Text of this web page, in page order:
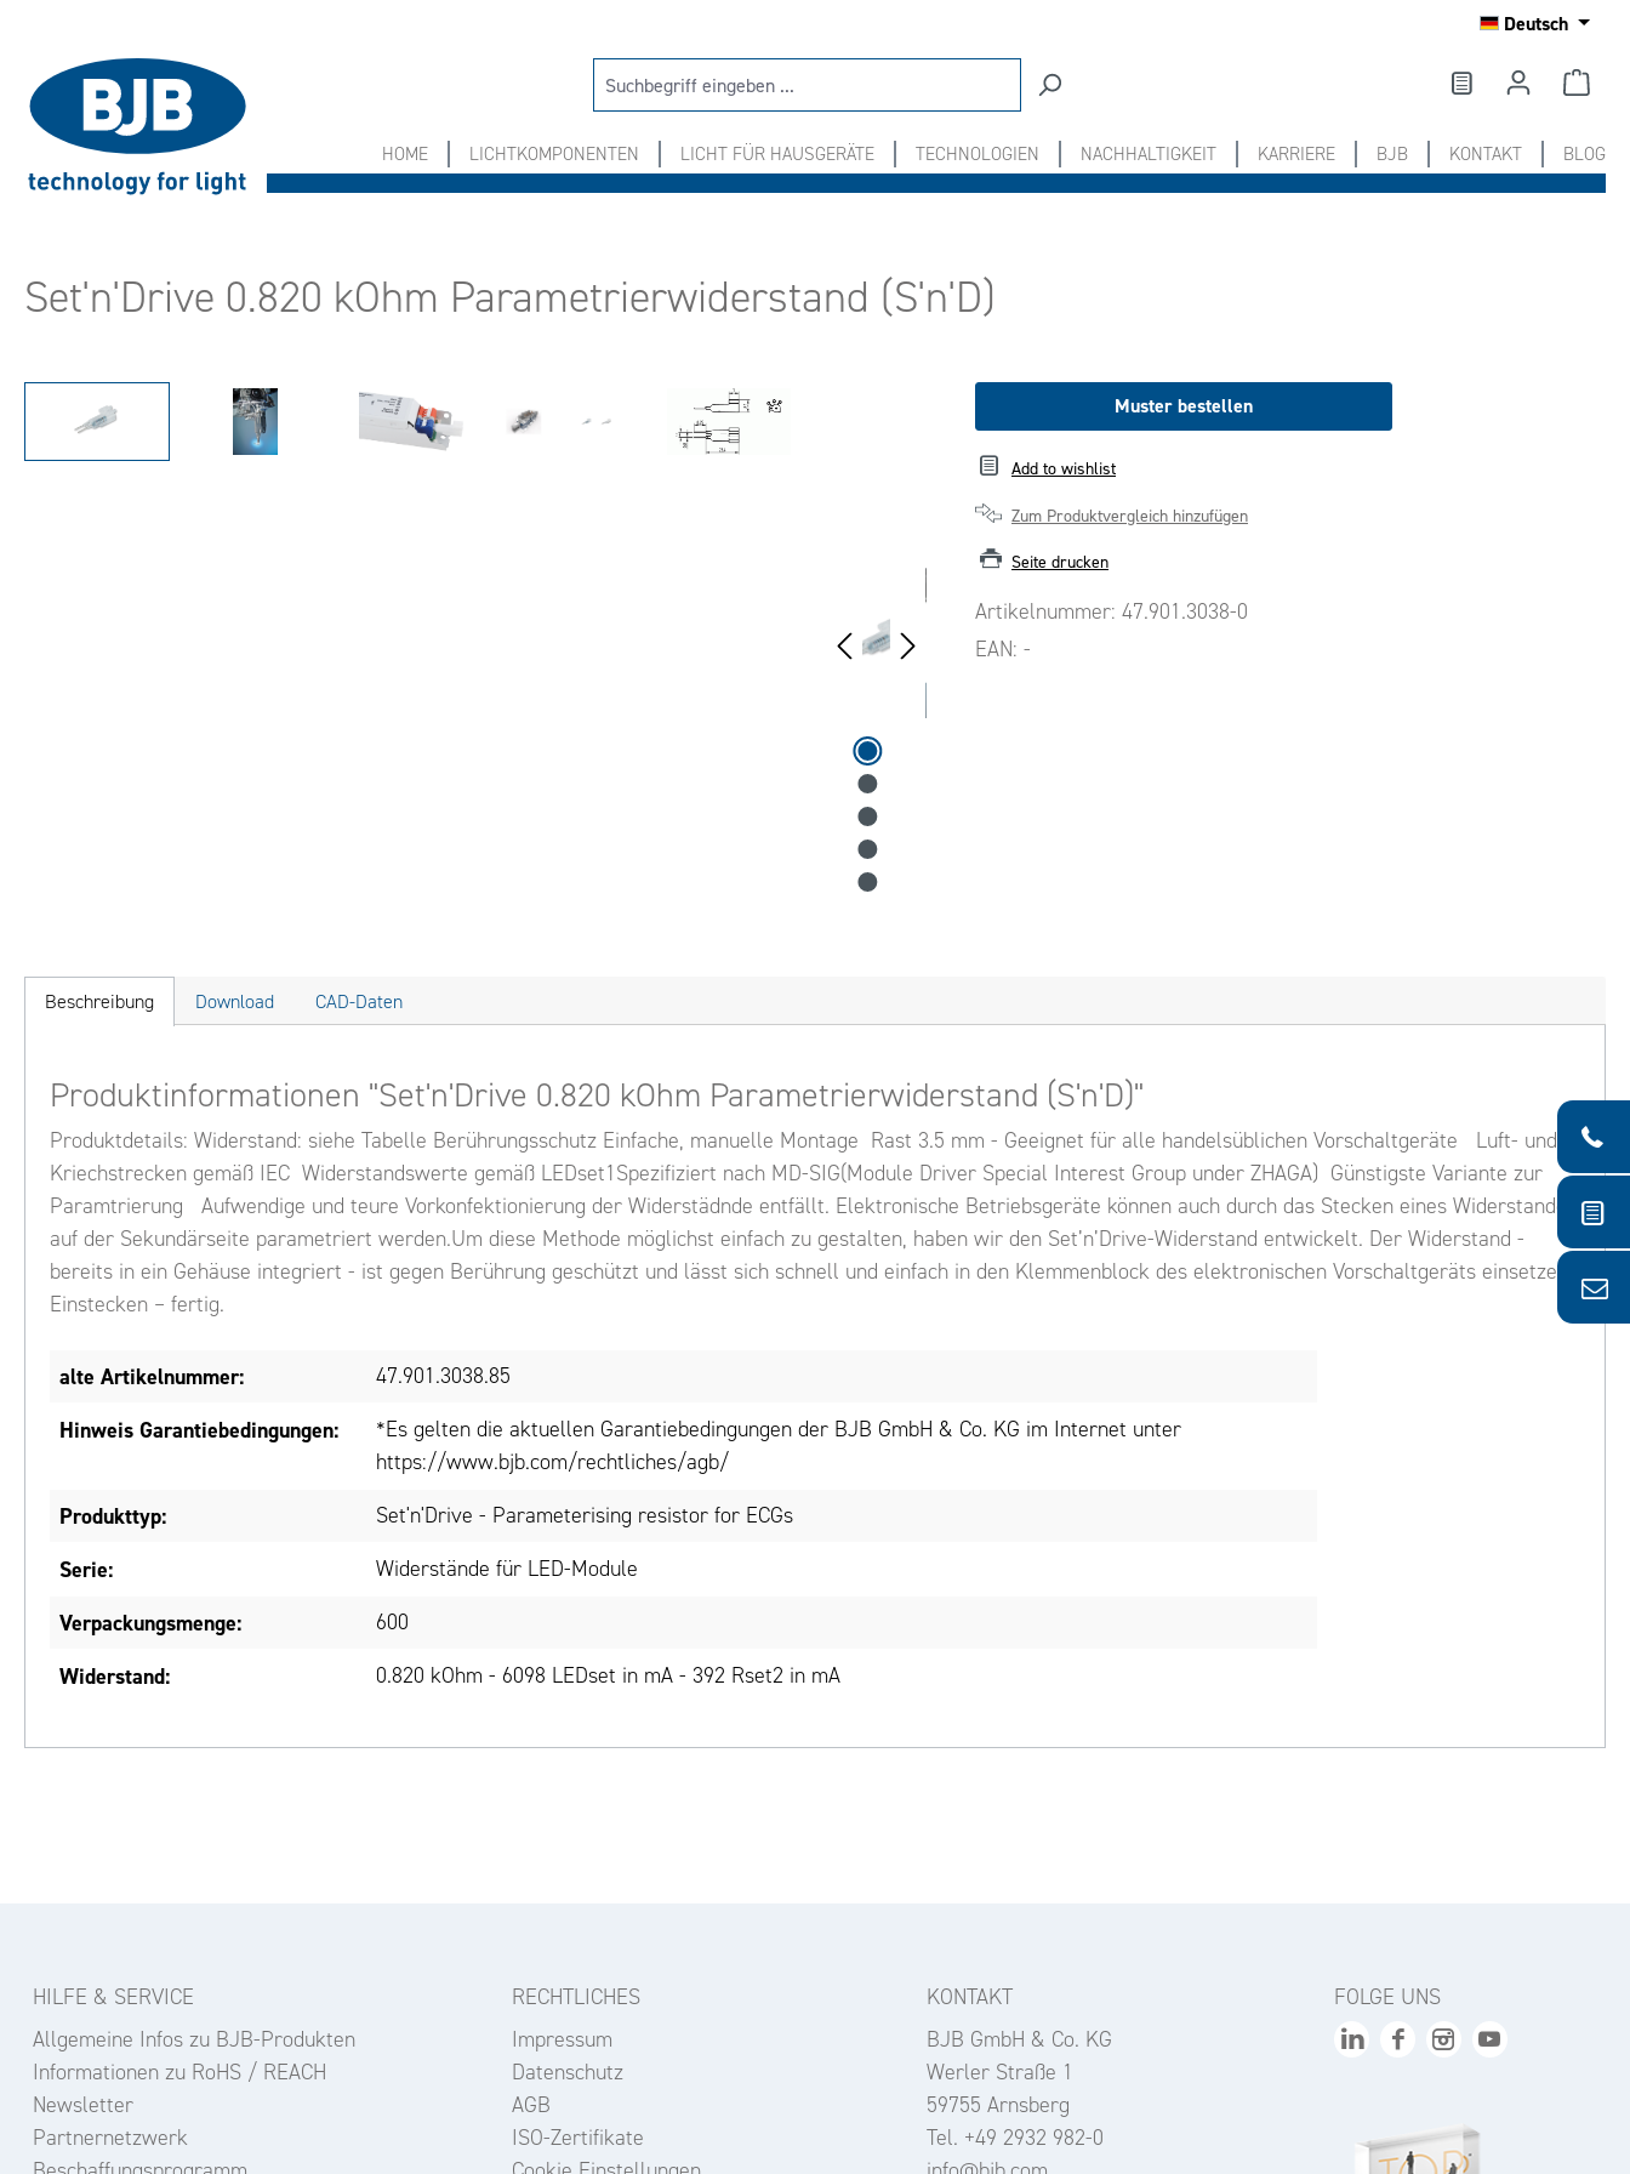
Deutsch
HOME LICHTKOMPONENTEN LICHT FÜR HAUSGERÄTE TECHNOLOGIEN NACHHALTIGKEIT KARRIERE BJB KONTAKT BLOG
Set'n'Drive 0.820 kOhm Parametrierwiderstand (S'n'D)
Bildergalerie überspringen Muster bestellen
Add to wishlist
Zum Produktvergleich hinzufügen
Seite drucken
Artikelnummer: 47.901.3038-0
EAN: -
Beschreibung Download CAD-Daten
Produktinformationen "Set'n'Drive 0.820 kOhm Parametrierwiderstand (S'n'D)"
Produktdetails: Widerstand: siehe Tabelle Berührungsschutz Einfache, manuelle Montage Rast 3.5 mm - Geeignet für alle handelsüblichen Vorschaltgeräte Luft- und
Kriechstrecken gemäß IEC Widerstandswerte gemäß LEDset1Spezifiziert nach MD-SIG(Module Driver Special Interest Group under ZHAGA) Günstigste Variante zur
Paramtrierung Aufwendige und teure Vorkonfektionierung der Widerstädnde entfällt. Elektronische Betriebsgeräte können auch durch das Stecken eines Widerstandes
auf der Sekundärseite parametriert werden.Um diese Methode möglichst einfach zu gestalten, haben wir den Set’n’Drive-Widerstand entwickelt. Der Widerstand -
bereits in ein Gehäuse integriert - ist gegen Berührung geschützt und lässt sich schnell und einfach in den Klemmenblock des elektronischen Vorschaltgeräts einsetzen.
Einstecken – fertig.
alte Artikelnummer: 47.901.3038.85
Hinweis Garantiebedingungen:
*Es gelten die aktuellen Garantiebedingungen der BJB GmbH & Co. KG im Internet unter
https://www.bjb.com/rechtliches/agb/
Produkttyp: Set'n'Drive - Parameterising resistor for ECGs
Serie: Widerstände für LED-Module
Verpackungsmenge: 600
Widerstand: 0.820 kOhm - 6098 LEDset in mA - 392 Rset2 in mA
HILFE & SERVICE
Allgemeine Infos zu BJB-Produkten
Informationen zu RoHS / REACH
Newsletter
Partnernetzwerk
RECHTLICHES
Impressum
Datenschutz
AGB
ISO-Zertifikate
KONTAKT
BJB GmbH & Co. KG
Werler Straße 1
59755 Arnsberg
Tel. +49 2932 982-0
FOLGE UNS